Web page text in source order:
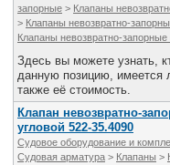
запорные > Клапаны
> Клапаны невозвратно-
Клапаны невозвратно-
Здесь вы можете узнать,
данную позицию, имеется
также её стоимость.
Клапан невозвратно-
угловой 522-35.4090
Судовое оборудование и
Судовая арматура > Клапаны >